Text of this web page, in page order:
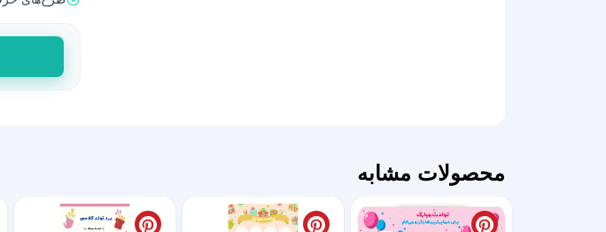
طرح
لایه‌باز
برد
محصولات مشابه